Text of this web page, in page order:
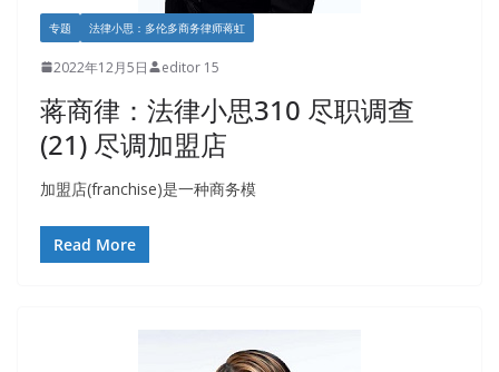
专题 法律小思：多伦多商务律师蒋虹
2022年12月5日 editor 15
蒋商律：法律小思310 尽职调查
(21) 尽调加盟店
加盟店(franchise)是一种商务模
Read More